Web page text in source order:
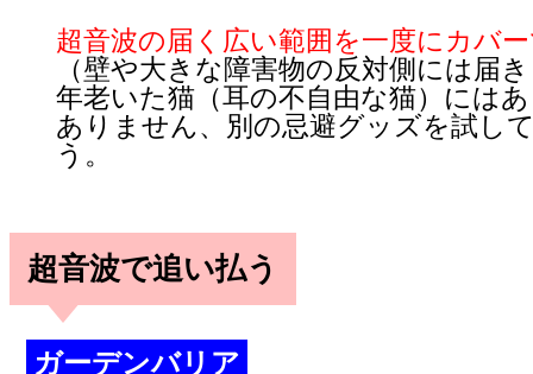
超音波の届く広い範囲を一度にカバ
（壁や大きな障害物の反対側には届
年老いた猫（耳の不自由な猫）には
ありません、別の忌避グッズを試し
う。
超音波で追い払う
ガーデンバリア